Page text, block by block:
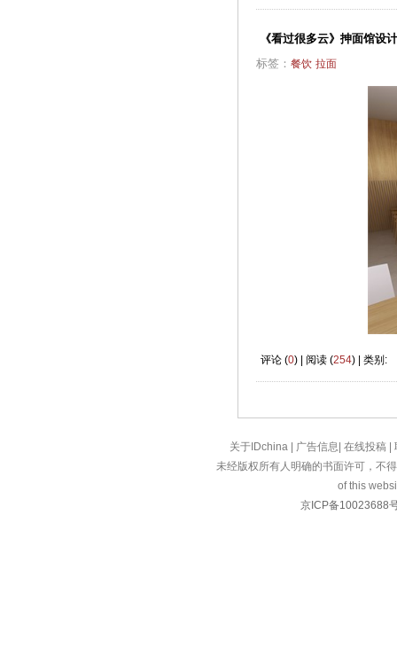
《看过很多云》抻面馆设计
标签： 餐饮 拉面
评论 (0) | 阅读 (254) | 类别:
关于IDchina 广告信息 在线投稿
未经版权所有人明确的书面许可，不
of this
京ICP备10023688